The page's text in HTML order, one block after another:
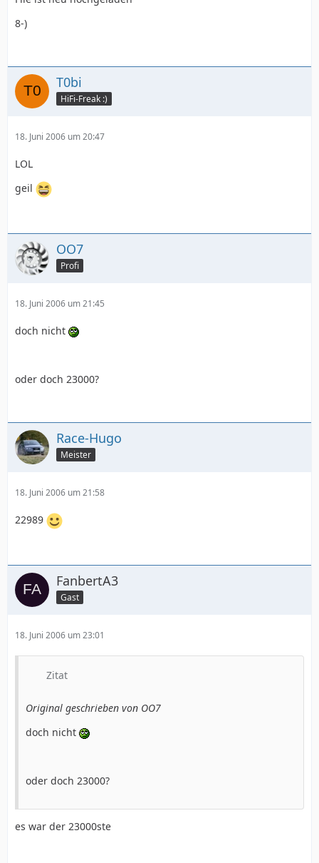
8-)
T0bi
HiFi-Freak :)
18. Juni 2006 um 20:47
LOL
geil
OO7
Profi
18. Juni 2006 um 21:45
doch nicht
oder doch 23000?
Race-Hugo
Meister
18. Juni 2006 um 21:58
22989
FanbertA3
Gast
18. Juni 2006 um 23:01
Zitat
Original geschrieben von OO7
doch nicht
oder doch 23000?
es war der 23000ste